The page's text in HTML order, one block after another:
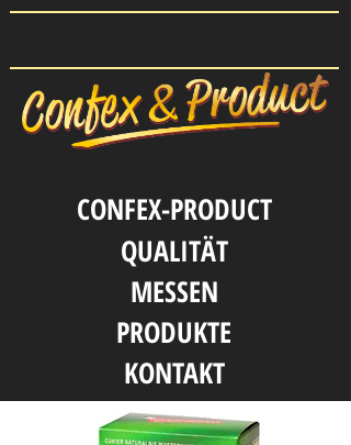
CONFEX-PRODUCT
QUALITӒT
MESSEN
PRODUKTE
KONTAKT